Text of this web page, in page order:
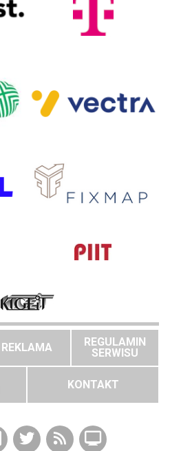
REKLAMA
REGULAMIN
SERWISU
KONTAKT